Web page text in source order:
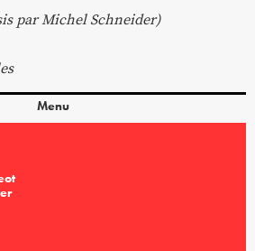
par Michel Schneider)
Menu